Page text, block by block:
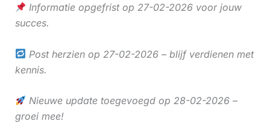
Informatie opgefrist op 27-02-2026 voor jouw
succes.
Post herzien op 27-02-2026 – blijf verdienen met
kennis.
Nieuwe update toegevoegd op 28-02-2026 –
groei mee!